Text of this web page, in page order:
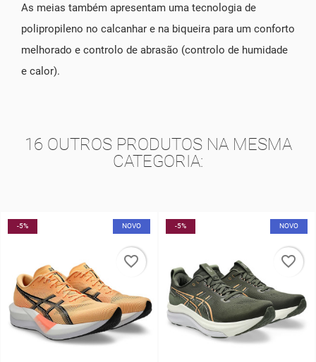
As meias também apresentam uma tecnologia de
polipropileno no calcanhar e na biqueira para um conforto
melhorado e controlo de abrasão (controlo de humidade
e calor).
16 OUTROS PRODUTOS NA MESMA
CATEGORIA:
-5% NOVO
favorite_border
-30%
favorite_border